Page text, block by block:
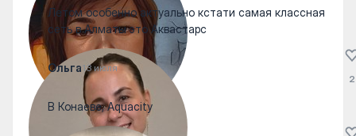
Летом особенно актуально кстати самая классная
сеть в Алматы это Аквастарс
Ольга13 июля
В Конаеве, Аquacity
2